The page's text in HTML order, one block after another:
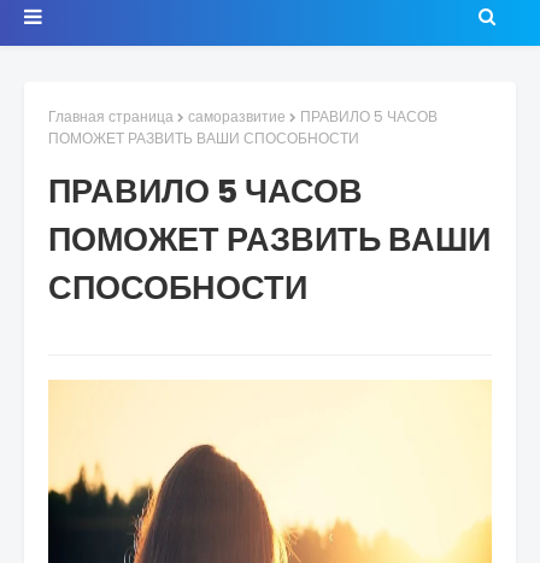
Главная страница саморазвитие
ПРАВИЛО 5 ЧАСОВ
ПОМОЖЕТ РАЗВИТЬ ВАШИ СПОСОБНОСТИ
ПРАВИЛО 5 ЧАСОВ
ПОМОЖЕТ РАЗВИТЬ ВАШИ
СПОСОБНОСТИ